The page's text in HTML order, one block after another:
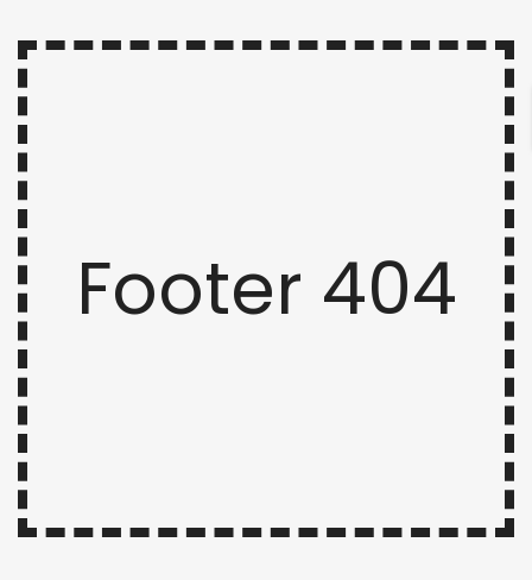
Footer 404